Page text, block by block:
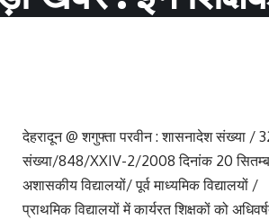
am
देहरादून @ शगुफ्ता परवीन : शासनादेश संख्या
संख्या/848/XXIV-2/2008 दिनांक 20 सितम्बर,
अशासकीय विद्यालयों/ पूर्व माध्यमिक विद्यालयों /
प्राथमिक विद्यालयों में कार्यरत शिक्षकों को